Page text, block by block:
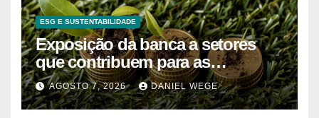
ESG E SUSTENTABILIDADE
Exposição da banca a setores
que contribuem para as
alterações climáticas mantém-se
nos 62%
AGOSTO 7, 2026 DANIEL WEGE